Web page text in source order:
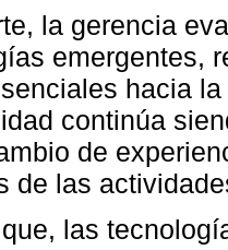
la gerencia
emergentes,
hacia
continúa
de
de las
las